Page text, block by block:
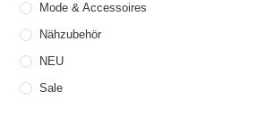
Mode & Accessoires
Nähzubehör
NEU
Sale